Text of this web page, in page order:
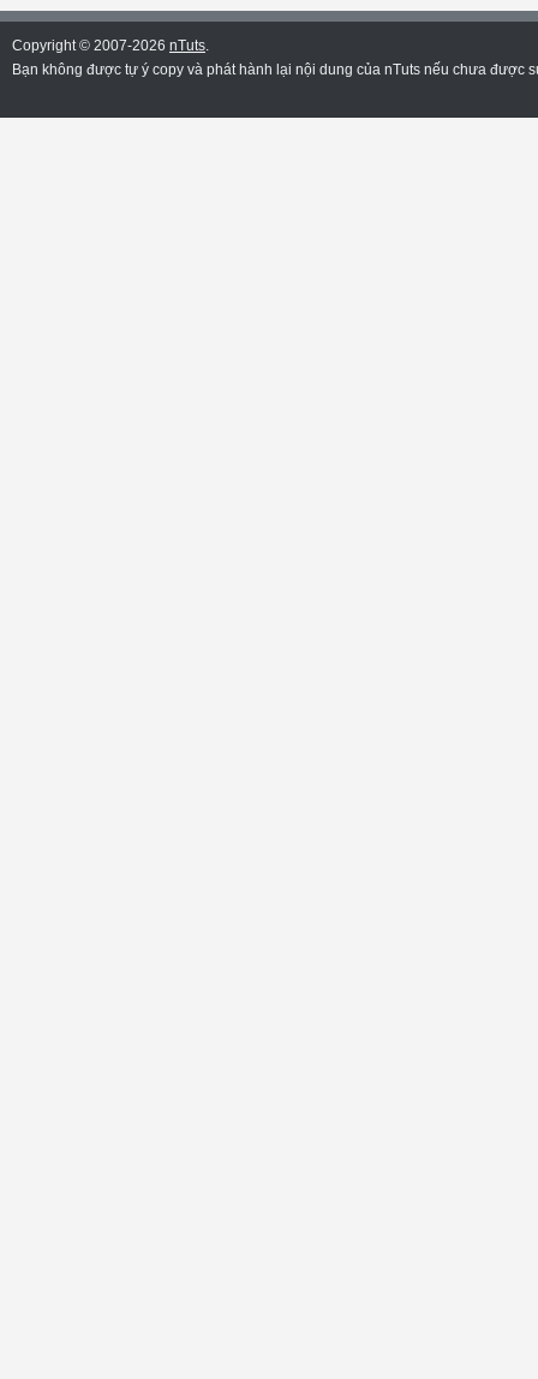
Copyright © 2007-2026 nTuts.
Bạn không được tự ý copy và phát hành lại nội dung của nTuts nếu chưa được